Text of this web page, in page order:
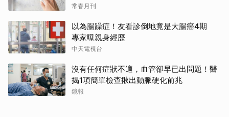
常春月刊
以為腸躁症！友看診倒地竟是大腸癌4期
專家曝親身經歷
中天電視台
沒有任何症狀不適，血管卻早已出問題！醫
揭1項簡單檢查揪出動脈硬化前兆
鏡報